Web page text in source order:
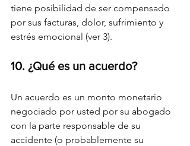
tiene posibilidad de ser compensado
por sus facturas, dolor, sufrimiento y
estrés emocional (ver 3).
10. ¿Qué es un acuerdo?
Un acuerdo es un monto monetario
negociado por usted por su abogado
con la parte responsable de su
accidente (o probablemente su